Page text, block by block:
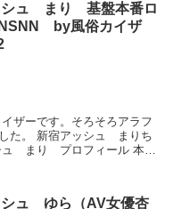
シュ まり 基盤本番ロ
by風俗カイザ
ザーです。そろそろアラフ
た。 新宿アッシュ まりち
ュ まり プロフィール 本番
シュ ゆら（AV女優杏